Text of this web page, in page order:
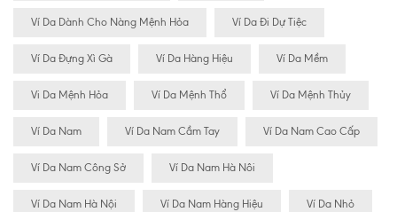
Ví Da Dành Cho Nàng Mệnh Hỏa Ví Da Đi Dự Tiệc
Ví Da Đựng Xì Gà Ví Da Hàng Hiệu Ví Da Mềm
Vi Da Mệnh Hỏa Ví Da Mệnh Thổ Ví Da Mệnh Thủy
Ví Da Nam Ví Da Nam Cầm Tay Ví Da Nam Cao Cấp
Ví Da Nam Công Sở Ví Da Nam Hà Nôi
Ví Da Nam Hà Nội Ví Da Nam Hàng Hiệu Ví Da Nhỏ